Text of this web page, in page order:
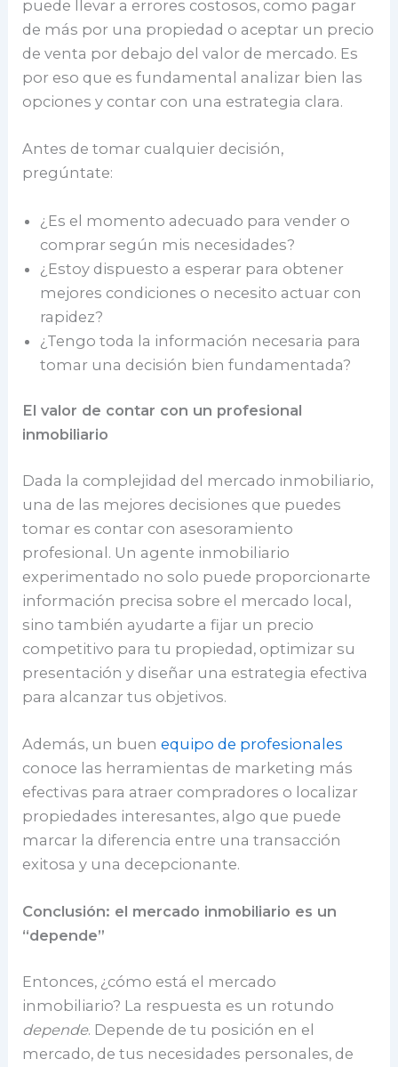
puede llevar a errores costosos, como pagar
de más por una propiedad o aceptar un precio
de venta por debajo del valor de mercado. Es
por eso que es fundamental analizar bien las
opciones y contar con una estrategia clara.
Antes de tomar cualquier decisión,
pregúntate:
¿Es el momento adecuado para vender o
comprar según mis necesidades?
¿Estoy dispuesto a esperar para obtener
mejores condiciones o necesito actuar con
rapidez?
¿Tengo toda la información necesaria para
tomar una decisión bien fundamentada?
El valor de contar con un profesional
inmobiliario
Dada la complejidad del mercado inmobiliario,
una de las mejores decisiones que puedes
tomar es contar con asesoramiento
profesional. Un agente inmobiliario
experimentado no solo puede proporcionarte
información precisa sobre el mercado local,
sino también ayudarte a fijar un precio
competitivo para tu propiedad, optimizar su
presentación y diseñar una estrategia efectiva
para alcanzar tus objetivos.
Además, un buenequipo de profesionales
conoce las herramientas de marketing más
efectivas para atraer compradores o localizar
propiedades interesantes, algo que puede
marcar la diferencia entre una transacción
exitosa y una decepcionante.
Conclusión: el mercado inmobiliario es un
“depende”
Entonces, ¿cómo está el mercado
inmobiliario? La respuesta es un rotundo
depende. Depende de tu posición en el
mercado, de tus necesidades personales, de